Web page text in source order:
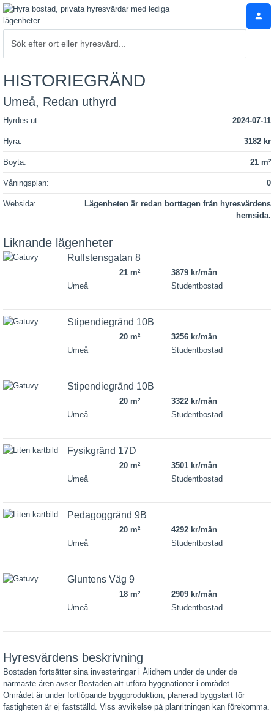
HISTORIEGRÄND
Umeå, Redan uthyrd
Hyrdes ut: 2024-07-11
Hyra: 3182 kr
Boyta: 21 m2
Våningsplan: 0
Websida:
Lägenheten är redan borttagen från hyresvärdens
hemsida.
Liknande lägenheter
Rullstensgatan 8
21 m2
3879 kr/mån
Umeå
Studentbostad
Stipendiegränd 10B
20 m2
3256 kr/mån
Umeå
Studentbostad
Stipendiegränd 10B
20 m2
3322 kr/mån
Umeå
Studentbostad
Fysikgränd 17D
20 m2
3501 kr/mån
Umeå
Studentbostad
Pedagoggränd 9B
20 m2
4292 kr/mån
Umeå
Studentbostad
Gluntens Väg 9
18 m2
2909 kr/mån
Umeå
Studentbostad
Hyresvärdens beskrivning
Bostaden fortsätter sina investeringar i Ålidhem under de under de
närmaste åren avser Bostaden att utföra byggnationer i området.
Området är under fortlöpande byggproduktion, planerad byggstart för
fastigheten är ej fastställd. Viss avvikelse på planritningen kan förekomma.